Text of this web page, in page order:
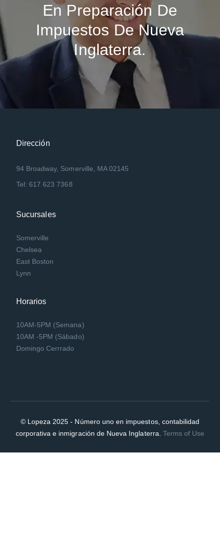
En Preparación De
Impuestos De Nueva
Inglaterra.
Dirección
94 Broadway, Somerville, MA 02145
Tel: 617 623 7368
Sucursales
Somerville
Chelsea
East Boston
Lynn
Horarios
10AM-5PM (Semana)
10AM -5PM (Sábado)
Domingo Cerrrado
© Lopeza 2025 - Número uno en impuestos, contabilidad
corporativa e inmigración de Nueva Inglaterra. Terms of Use